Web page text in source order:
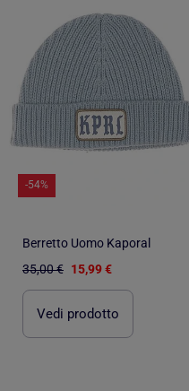
-54%
Berretto Uomo Kaporal
35,00 € 15,99 €
Vedi prodotto